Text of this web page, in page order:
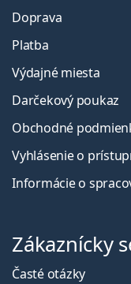
Doprava
Platba
Výdajné miesta
Darčekový poukaz
Obchodné
Vyhlásenie o
Informácie o
Zákaznícky
Časté otázky